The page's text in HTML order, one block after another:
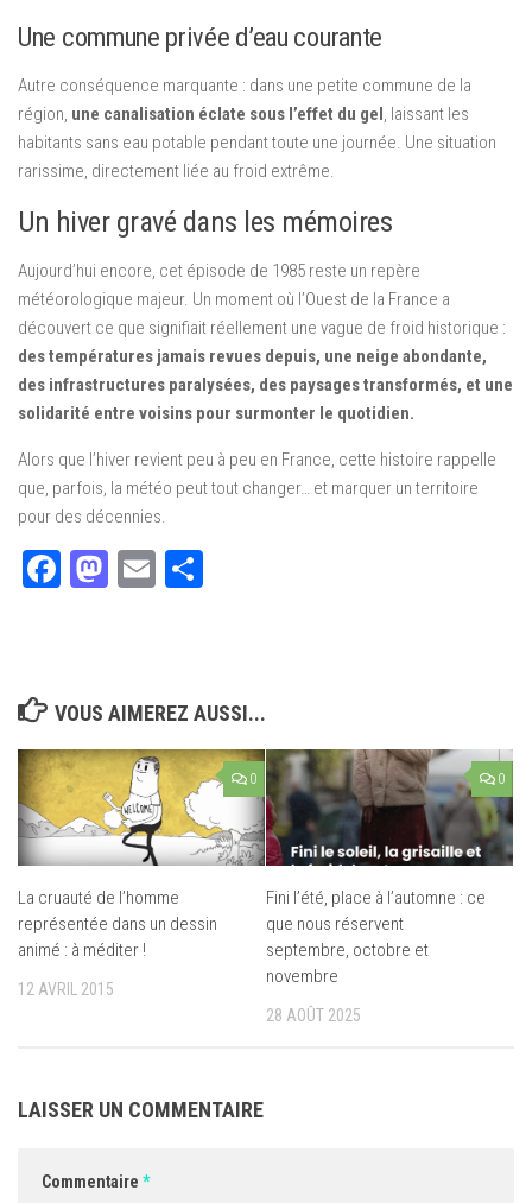
Une commune privée d’eau courante
Autre conséquence marquante : dans une petite commune de la
région, une canalisation éclate sous l’effet du gel, laissant les
habitants sans eau potable pendant toute une journée. Une situation
rarissime, directement liée au froid extrême.
Un hiver gravé dans les mémoires
Aujourd’hui encore, cet épisode de 1985 reste un repère
météorologique majeur. Un moment où l’Ouest de la France a
découvert ce que signifiait réellement une vague de froid historique :
des températures jamais revues depuis, une neige abondante,
des infrastructures paralysées, des paysages transformés, et une
solidarité entre voisins pour surmonter le quotidien.
Alors que l’hiver revient peu à peu en France, cette histoire rappelle
que, parfois, la météo peut tout changer… et marquer un territoire
pour des décennies.
Facebook
Mastodon
Email
VOUS AIMEREZ AUSSI...
0
La cruauté de l’homme
représentée dans un dessin
animé : à méditer !
12 AVRIL 2015
0
Fini l’été, place à l’automne : ce
que nous réservent
septembre, octobre et
novembre
28 AOÛT 2025
LAISSER UN COMMENTAIRE
Commentaire *